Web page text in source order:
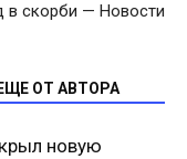
в скорби — Новости
ЕЩЕ ОТ АВТОРА
новую